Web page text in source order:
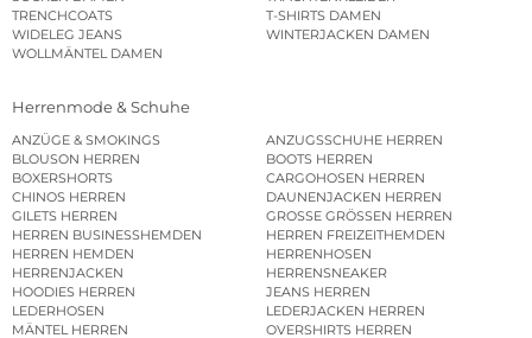
TRENCHCOATS
T-SHIRTS DAMEN
WIDELEG JEANS
WINTERJACKEN DAMEN
WOLLMÄNTEL DAMEN
Herrenmode & Schuhe
ANZÜGE & SMOKINGS
ANZUGSSCHUHE HERREN
BLOUSON HERREN
BOOTS HERREN
BOXERSHORTS
CARGOHOSEN HERREN
CHINOS HERREN
DAUNENJACKEN HERREN
GILETS HERREN
GROSSE GRÖSSEN HERREN
HERREN BUSINESSHEMDEN
HERREN FREIZEITHEMDEN
HERREN HEMDEN
HERRENHOSEN
HERRENJACKEN
HERRENSNEAKER
HOODIES HERREN
JEANS HERREN
LEDERHOSEN
LEDERJACKEN HERREN
MÄNTEL HERREN
OVERSHIRTS HERREN